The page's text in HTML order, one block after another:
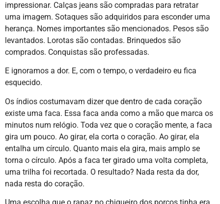
impressionar. Calças jeans são compradas para retratar
uma imagem. Sotaques são adquiridos para esconder uma
herança. Nomes importantes são mencionados. Pesos são
levantados. Lorotas são contadas. Brinquedos são
comprados. Conquistas são professadas.
E ignoramos a dor. E, com o tempo, o verdadeiro eu fica
esquecido.
Os índios costumavam dizer que dentro de cada coração
existe uma faca. Essa faca anda como a mão que marca os
minutos num relógio. Toda vez que o coração mente, a faca
gira um pouco. Ao girar, ela corta o coração. Ao girar, ela
entalha um círculo. Quanto mais ela gira, mais amplo se
torna o círculo. Após a faca ter girado uma volta completa,
uma trilha foi recortada. O resultado? Nada resta da dor,
nada resta do coração.